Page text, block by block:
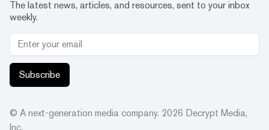
The latest news, articles, and resources, sent to your inbox
weekly.
Subscribe
© A next-generation media company. 2026 Decrypt Media,
Inc.